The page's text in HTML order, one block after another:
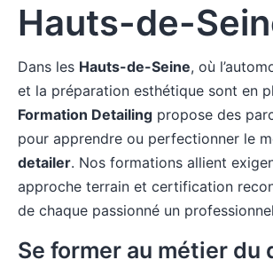
Hauts-de-
Dans les Hauts-de-Seine, où
et la préparation esthétique sont en
Formation Detailing propose des
pour apprendre ou perfectionner le
detailer. Nos formations allient
approche terrain et certification
de chaque passionné un
Se former au métier du